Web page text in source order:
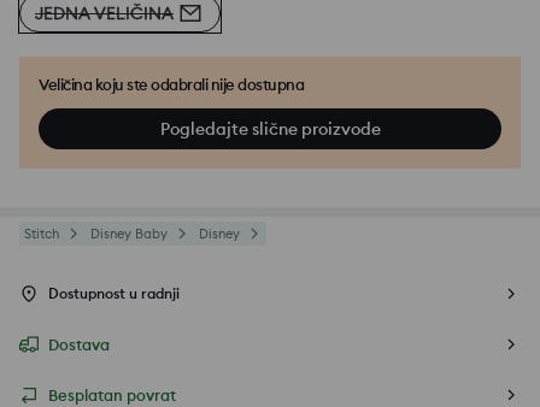
JEDNA VELIČINA
Veličina koju ste odabrali nije dostupna
Pogledajte slične proizvode
Stitch Disney Baby Disney
Dostupnost u radnji
Dostava
Besplatan povrat